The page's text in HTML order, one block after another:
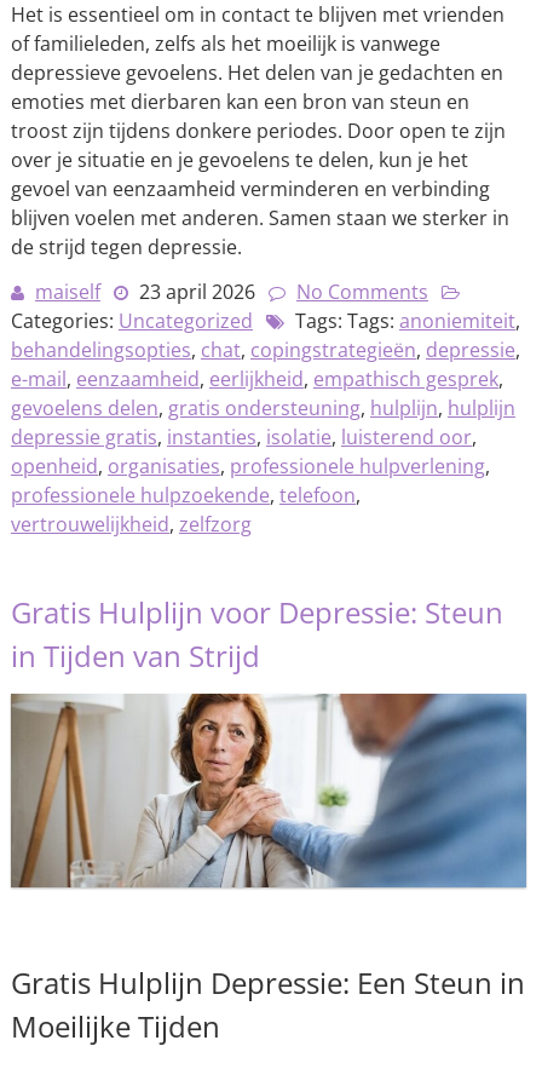
Het is essentieel om in contact te blijven met vrienden
of familieleden, zelfs als het moeilijk is vanwege
depressieve gevoelens. Het delen van je gedachten en
emoties met dierbaren kan een bron van steun en
troost zijn tijdens donkere periodes. Door open te zijn
over je situatie en je gevoelens te delen, kun je het
gevoel van eenzaamheid verminderen en verbinding
blijven voelen met anderen. Samen staan we sterker in
de strijd tegen depressie.
maiself
23 april 2026
No Comments
Categories: Uncategorized Tags: Tags: anoniemiteit,
behandelingsopties, chat, copingstrategieën, depressie,
e-mail, eenzaamheid, eerlijkheid, empathisch gesprek,
gevoelens delen, gratis ondersteuning, hulplijn, hulplijn
depressie gratis, instanties, isolatie, luisterend oor,
openheid, organisaties, professionele hulpverlening,
professionele hulpzoekende, telefoon,
vertrouwelijkheid, zelfzorg
Gratis Hulplijn voor Depressie: Steun
in Tijden van Strijd
Gratis Hulplijn Depressie: Een Steun in
Moeilijke Tijden